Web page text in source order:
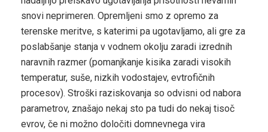
snovi neprimeren. Opremljeni smo z opremo za
terenske meritve, s katerimi pa ugotavljamo, ali gre za
poslabšanje stanja v vodnem okolju zaradi izrednih
naravnih razmer (pomanjkanje kisika zaradi visokih
temperatur, suše, nizkih vodostajev, evtrofičnih
procesov). Stroški raziskovanja so odvisni od nabora
parametrov, znašajo nekaj sto pa tudi do nekaj tisoč
evrov, če ni možno določiti domnevnega vira